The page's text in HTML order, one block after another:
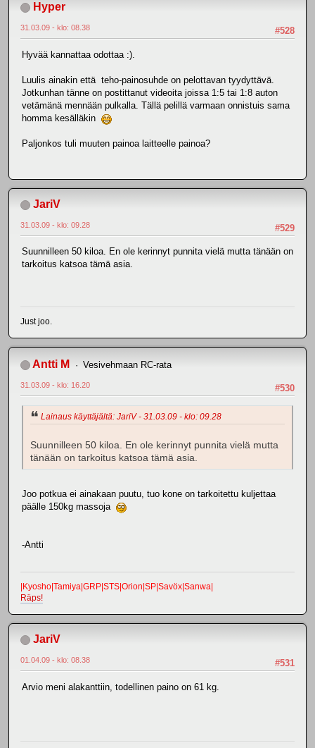
Hyper
#528
31.03.09 - klo: 08.38
Hyvää kannattaa odottaa :).
Luulis ainakin että teho-painosuhde on pelottavan tyydyttävä.
Jotkunhan tänne on postittanut videoita joissa 1:5 tai 1:8 auton
vetämänä mennään pulkalla. Tällä pelillä varmaan onnistuis sama
homma kesälläkin
Paljonkos tuli muuten painoa laitteelle painoa?
JariV
#529
31.03.09 - klo: 09.28
Suunnilleen 50 kiloa. En ole kerinnyt punnita vielä mutta tänään on
tarkoitus katsoa tämä asia.
Just joo.
Antti M Vesivehmaan RC-rata
#530
31.03.09 - klo: 16.20
Lainaus käyttäjältä: JariV - 31.03.09 - klo: 09.28
Suunnilleen 50 kiloa. En ole kerinnyt punnita vielä mutta
tänään on tarkoitus katsoa tämä asia.
Joo potkua ei ainakaan puutu, tuo kone on tarkoitettu kuljettaa
päälle 150kg massoja
-Antti
|Kyosho|Tamiya|GRP|STS|Orion|SP|Savöx|Sanwa|
Räps!
JariV
#531
01.04.09 - klo: 08.38
Arvio meni alakanttiin, todellinen paino on 61 kg.